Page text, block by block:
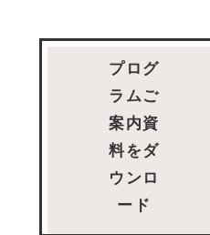
プログ
ラムご
案内資
料をダ
ウンロ
ード